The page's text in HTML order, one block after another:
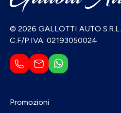
© 2026 GALLOTTI AUTO S.R.L.
C.F/P.IVA: 02193050024
Promozioni